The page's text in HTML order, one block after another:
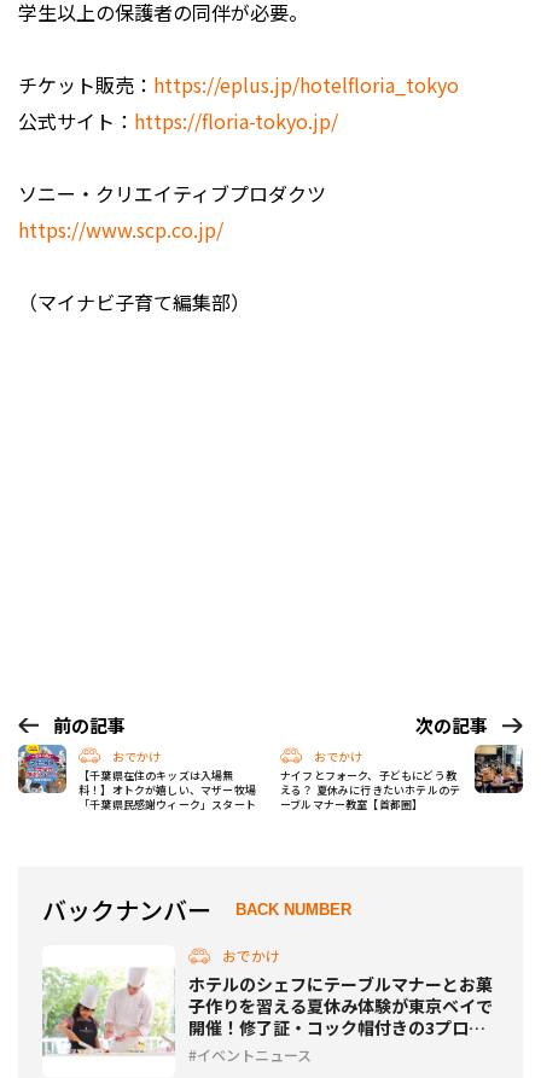
学生以上の保護者の同伴が必要。
チケット販売： https://eplus.jp/hotelfloria_tokyo
公式サイト： https://floria-tokyo.jp/
ソニー・クリエイティブプロダクツ
https://www.scp.co.jp/
（マイナビ子育て編集部）
前の記事
おでかけ
【千葉県在住のキッズは入場無
料！】オトクが嬉しい、マザー牧場
「千葉県民感謝ウィーク」スタート
次の記事
おでかけ
ナイフとフォーク、子どもにどう教
える？ 夏休みに行きたいホテルのテ
ーブルマナー教室【首都圏】
バックナンバー BACK NUMBER
おでかけ
ホテルのシェフにテーブルマナーとお菓
子作りを習える夏休み体験が東京ベイで
開催！修了証・コック帽付きの3プログ
ラム
イベントニュース